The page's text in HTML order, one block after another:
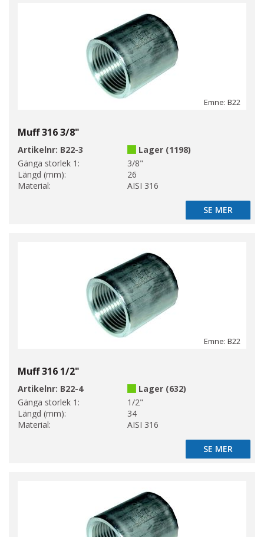
Emne: B22
Muff 316 3/8"
Artikelnr: B22-3
Lager (1198)
Gänga storlek 1:
3/8"
Längd (mm):
26
Material:
AISI 316
SE MER
SE MER
Emne: B22
Muff 316 1/2"
Artikelnr: B22-4
Lager (632)
Gänga storlek 1:
1/2"
Längd (mm):
34
Material:
AISI 316
SE MER
SE MER